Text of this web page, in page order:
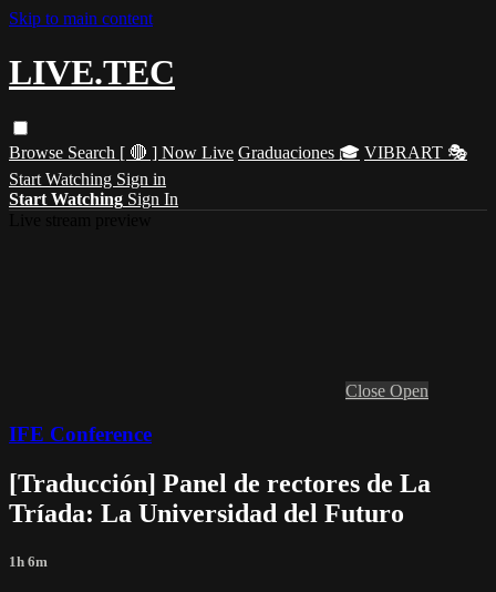
Skip to main content
LIVE.TEC
Browse Search [ 🔴 ] Now Live Graduaciones 🎓 VIBRART 🎭
Start Watching Sign in
Start Watching Sign In
Close Open
IFE Conference
[Traducción] Panel de rectores de La
Tríada: La Universidad del Futuro
1h 6m